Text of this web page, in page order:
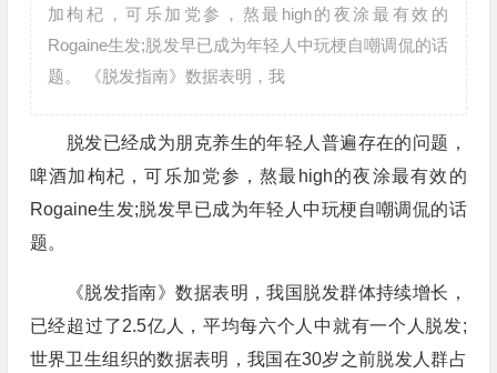
加枸杞，可乐加党参，熬最high的夜涂最有效的
Rogaine生发;脱发早已成为年轻人中玩梗自嘲调侃的话
题。 《脱发指南》数据表明，我
脱发已经成为朋克养生的年轻人普遍存在的问题，
啤酒加枸杞，可乐加党参，熬最high的夜涂最有效的
Rogaine生发;脱发早已成为年轻人中玩梗自嘲调侃的话
题。
《脱发指南》数据表明，我国脱发群体持续增长，
已经超过了2.5亿人，平均每六个人中就有一个人脱发;
世界卫生组织的数据表明，我国在30岁之前脱发人群占